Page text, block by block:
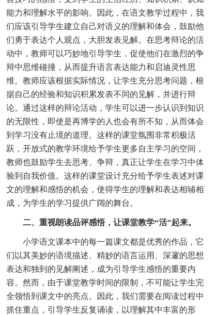
能力和理解水平的影响。因此，在语文教学过程中，我
们应该引导学生建立自己对语义的理解和体会，鼓励他
们勇于表达个人观点，大胆发表见解。在思考辩论的活
动中，教师可以巧妙地引导学生，促使他们在激烈的争
辩中思维碰撞，从而提升语言表达能力和启迪灵性思
维。教师应该根据实际情况，让学生充分思考问题，根
据自己的经验和知识积累发表不同的见解，并进行辩
论。通过这样的辩论活动，学生可以进一步认识到知识
的无限性，即使是再博学的人也会有所不知，从而体会
到学习没有止境的道理。这样的课堂氛围非常积极活
跃，开放式的教学环境给予学生更多自主学习的空间，
教师也鼓励学生去思考、争辩，真正让学生在学习中体
验到自我价值。这样的课堂设计充分给予学生表述对课
文的理解和感悟的机会，使得学生的理解和表达相辅相
成，为学生的学习提供广阔的舞台。
二、重视朗读品评感悟，让课堂教学“活”起来。
小学语文课本中的每一篇课文都是优秀的作品，它
们以其美妙的语境描述、精妙的语言运用、深邃的思想
表达和独到的见解阐述，成为引导学生感悟的重要内
容。然而，由于课堂教学时间的限制，不可能让学生完
全领悟到课文中的亮点。因此，我们需要在阅读过程中
抓住重点，引导学生反复诵读，以理解其中丰富的形